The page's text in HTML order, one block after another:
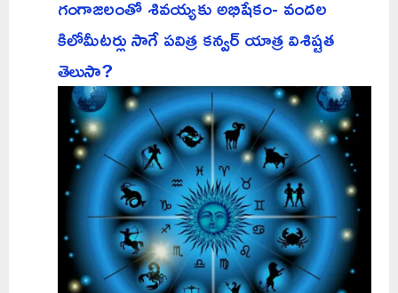
గంగాజలంతో శివయ్యకు అభిషేకం- వందల
కిలోమీటర్లు సాగే పవిత్ర కన్వర్ యాత్ర విశిష్టత
తెలుసా?